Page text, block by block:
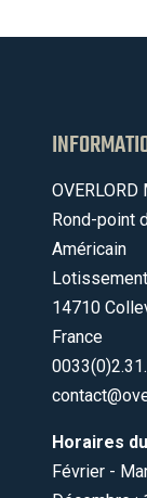
OVERLORD
Rond-point
Américain
14710
France
Horaires
Février -